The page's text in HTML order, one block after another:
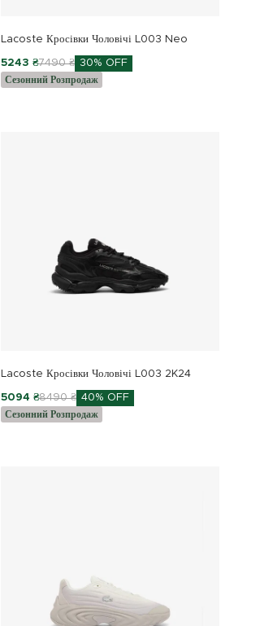
Lacoste Кросівки Чоловічі L003 Neo
5243 ₴7490 ₴ 30% OFF
Сезонний Розпродаж
Lacoste Кросівки Чоловічі L003 2K24
5094 ₴8490 ₴ 40% OFF
Сезонний Розпродаж